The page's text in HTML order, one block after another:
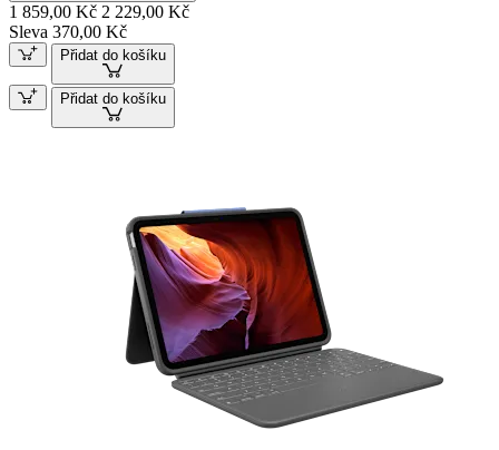
1 859,00 Kč 2 229,00 Kč
Sleva 370,00 Kč
Přidat do košíku
Přidat do košíku